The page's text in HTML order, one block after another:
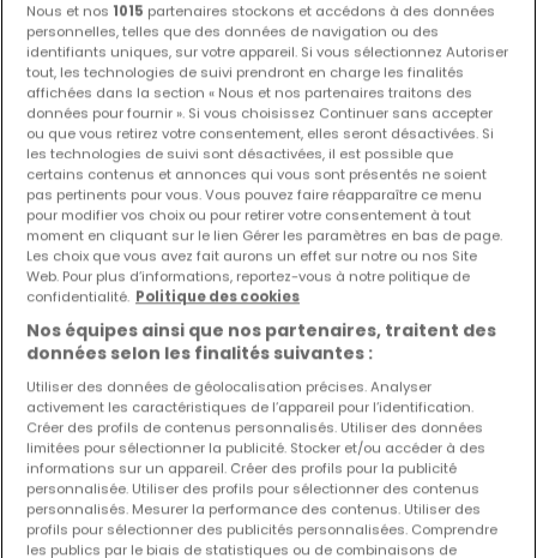
Les nouvelles annonces et baisses de prix en
avant première !
Activez une alerte sur cette recherche pour recevoir les
nouveaux biens ainsi que les changements de prix dans
votre boite email !
Créez une alerte
Commerces à vendre à proximité
Achat commerces Mouscron
Achat commerces Nancy
Achat commerces Tournai
Achat commerces Huy
Achat commerces Mons
Nous et nos 1015 partenaires stockons et accédons à des données
personnelles, telles que des données de navigation ou des
identifiants uniques, sur votre appareil. Si vous sélectionnez Autoriser
tout, les technologies de suivi prendront en charge les finalités
affichées dans la section « Nous et nos partenaires traitons des
données pour fournir ». Si vous choisissez Continuer sans accepter
ou que vous retirez votre consentement, elles seront désactivées. Si
les technologies de suivi sont désactivées, il est possible que
certains contenus et annonces qui vous sont présentés ne soient
pas pertinents pour vous. Vous pouvez faire réapparaître ce menu
pour modifier vos choix ou pour retirer votre consentement à tout
moment en cliquant sur le lien Gérer les paramètres en bas de page.
Les choix que vous avez fait aurons un effet sur notre ou nos Site
Web. Pour plus d’informations, reportez-vous à notre politique de
confidentialité. Politique des cookies
Nos équipes ainsi que nos partenaires, traitent des
données selon les finalités suivantes :
Utiliser des données de géolocalisation précises. Analyser
activement les caractéristiques de l’appareil pour l’identification.
Créer des profils de contenus personnalisés. Utiliser des données
limitées pour sélectionner la publicité. Stocker et/ou accéder à des
informations sur un appareil. Créer des profils pour la publicité
personnalisée. Utiliser des profils pour sélectionner des contenus
personnalisés. Mesurer la performance des contenus. Utiliser des
profils pour sélectionner des publicités personnalisées. Comprendre
les publics par le biais de statistiques ou de combinaisons de